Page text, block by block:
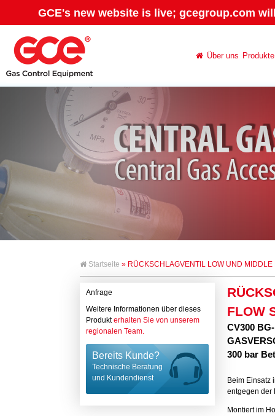
GCE's new website is live; gcegroup.com
Über uns Produkte
Startseite » RÜCKSCHLAGVENTIL LOW UND MIDDLE
Anfrage
Weitere Informationen über dieses
Produkterhalten Sie von unserem
regionalen Team.
Bereits Kunde?
Technische Beratung
und Kundendienst
FLOW
CV300
300 bar
Beim Einsatz
entgegen der
Montiert im